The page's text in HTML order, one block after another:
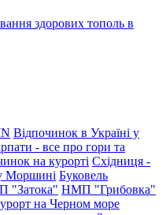
здорових тополь в
Відпочинок в Україні у
- все про гори та
на курорті Східниця -
Моршині Буковель
"Затока" НМП "Грибовка"
на Черном море